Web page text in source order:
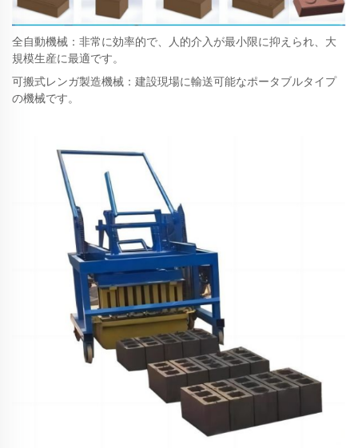
全自動機械：非常に効率的で、人的介入が最小限に抑えられ、大
規模生産に最適です。
可搬式レンガ製造機械：建設現場に輸送可能なポータブルタイプ
の機械です。